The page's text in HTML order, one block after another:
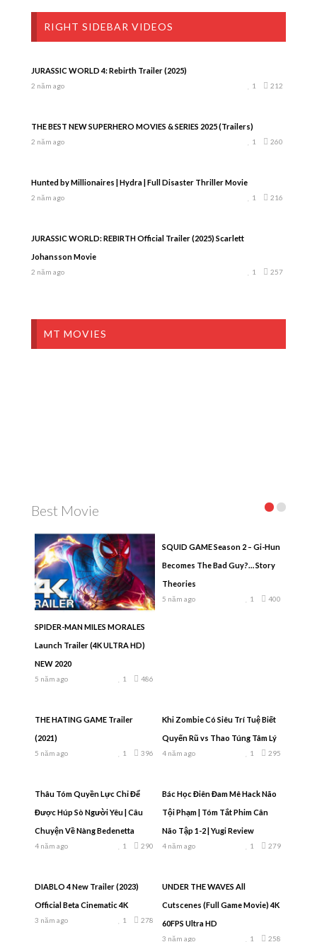
RIGHT SIDEBAR VIDEOS
JURASSIC WORLD 4: Rebirth Trailer (2025)
2 năm ago 212
1
THE BEST NEW SUPERHERO MOVIES & SERIES 2025 (Trailers)
2 năm ago 260
1
Hunted by Millionaires | Hydra | Full Disaster Thriller Movie
2 năm ago 216
1
JURASSIC WORLD: REBIRTH Official Trailer (2025) Scarlett
Johansson Movie
2 năm ago 257
1
MT MOVIES
Best Movie
SPIDER-MAN MILES MORALES
Launch Trailer (4K ULTRA HD)
NEW 2020
5 năm ago 486
1
SQUID GAME Season 2 – Gi-Hun
Becomes The Bad Guy?… Story
Theories
5 năm ago 400
1
THE HATING GAME Trailer
(2021)
5 năm ago 396
1
Khi Zombie Có Siêu Trí Tuệ Biết
Quyến Rũ vs Thao Túng Tâm Lý
4 năm ago 295
1
Thâu Tóm Quyền Lực Chỉ Để
Được Húp Sò Người Yêu | Câu
Chuyện Về Nàng Bedenetta
4 năm ago 290
1
Bác Học Điên Đam Mê Hack Não
Tội Phạm | Tóm Tắt Phim Cân
Não Tập 1-2 | Yugi Review
4 năm ago 279
1
DIABLO 4 New Trailer (2023)
Official Beta Cinematic 4K
3 năm ago 278
1
UNDER THE WAVES All
Cutscenes (Full Game Movie) 4K
60FPS Ultra HD
3 năm ago 258
1